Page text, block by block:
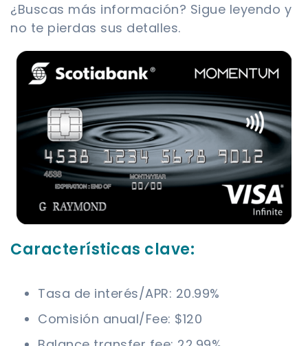
¿Buscas más información? Sigue leyendo y
no te pierdas sus detalles.
Características clave:
Tasa de interés/APR: 20.99%
Comisión anual/Fee: $120